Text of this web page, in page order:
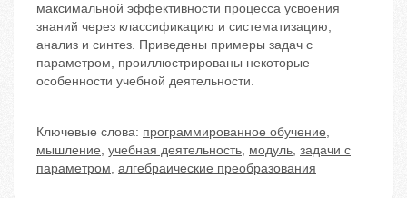
максимальной эффективности процесса усвоения
знаний через классификацию и систематизацию,
анализ и синтез. Приведены примеры задач с
параметром, проиллюстрированы некоторые
особенности учебной деятельности.
Ключевые слова: программированное обучение,
мышление, учебная деятельность, модуль, задачи с
параметром, алгебраические преобразования